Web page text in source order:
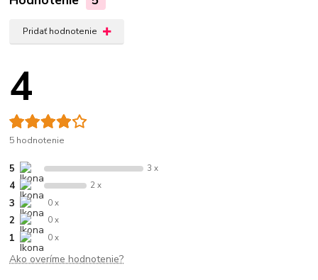
Pridať hodnotenie
4
5 hodnotenie
5 3 x
4 2 x
3 0 x
2 0 x
1 0 x
Ako overíme hodnotenie?